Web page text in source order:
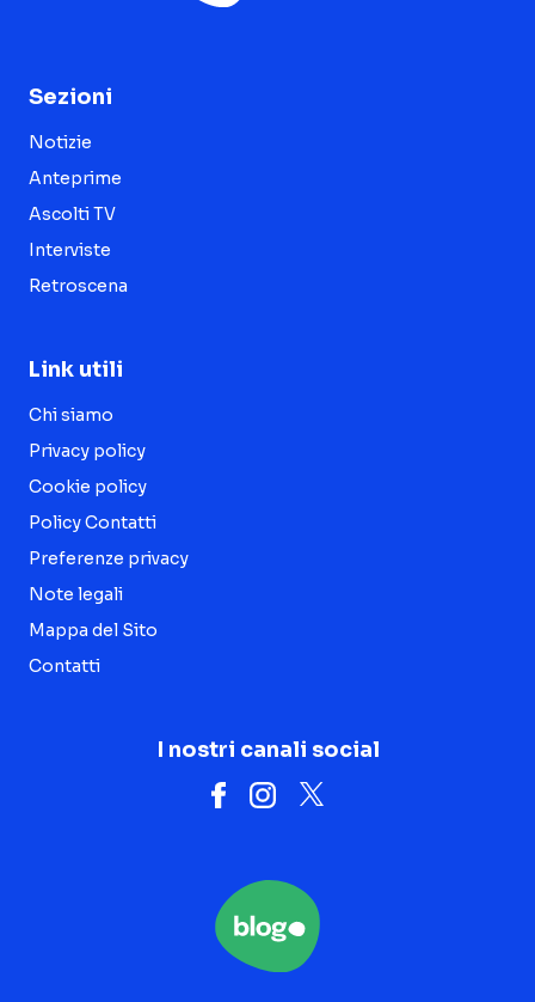
Sezioni
Notizie
Anteprime
Ascolti TV
Interviste
Retroscena
Link utili
Chi siamo
Privacy policy
Cookie policy
Policy Contatti
Preferenze privacy
Note legali
Mappa del Sito
Contatti
I nostri canali social